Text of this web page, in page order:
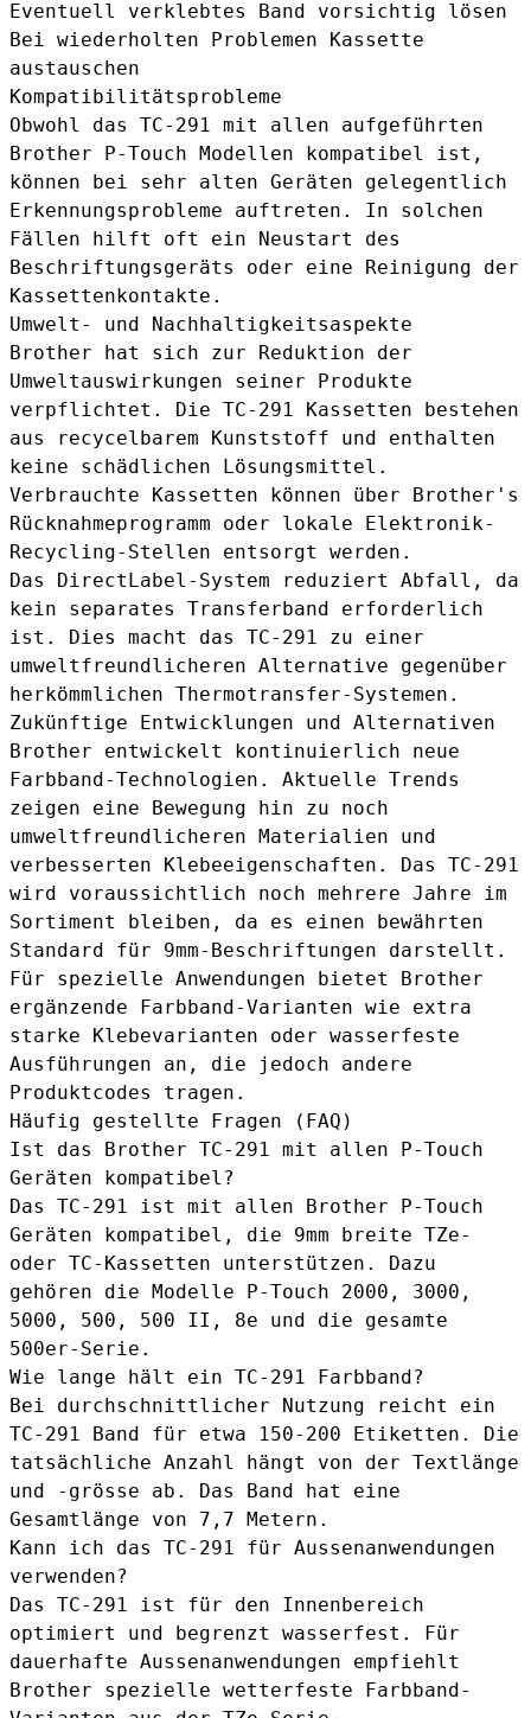
Eventuell verklebtes Band vorsichtig lösen
Bei wiederholten Problemen Kassette
austauschen
Kompatibilitätsprobleme
Obwohl das TC-291 mit allen aufgeführten
Brother P-Touch Modellen kompatibel ist,
können bei sehr alten Geräten gelegentlich
Erkennungsprobleme auftreten. In solchen
Fällen hilft oft ein Neustart des
Beschriftungsgeräts oder eine Reinigung der
Kassettenkontakte.
Umwelt- und Nachhaltigkeitsaspekte
Brother hat sich zur Reduktion der
Umweltauswirkungen seiner Produkte
verpflichtet. Die TC-291 Kassetten bestehen
aus recycelbarem Kunststoff und enthalten
keine schädlichen Lösungsmittel.
Verbrauchte Kassetten können über Brother's
Rücknahmeprogramm oder lokale Elektronik-
Recycling-Stellen entsorgt werden.
Das DirectLabel-System reduziert Abfall, da
kein separates Transferband erforderlich
ist. Dies macht das TC-291 zu einer
umweltfreundlicheren Alternative gegenüber
herkömmlichen Thermotransfer-Systemen.
Zukünftige Entwicklungen und Alternativen
Brother entwickelt kontinuierlich neue
Farbband-Technologien. Aktuelle Trends
zeigen eine Bewegung hin zu noch
umweltfreundlicheren Materialien und
verbesserten Klebeeigenschaften. Das TC-291
wird voraussichtlich noch mehrere Jahre im
Sortiment bleiben, da es einen bewährten
Standard für 9mm-Beschriftungen darstellt.
Für spezielle Anwendungen bietet Brother
ergänzende Farbband-Varianten wie extra
starke Klebevarianten oder wasserfeste
Ausführungen an, die jedoch andere
Produktcodes tragen.
Häufig gestellte Fragen (FAQ)
Ist das Brother TC-291 mit allen P-Touch
Geräten kompatibel?
Das TC-291 ist mit allen Brother P-Touch
Geräten kompatibel, die 9mm breite TZe-
oder TC-Kassetten unterstützen. Dazu
gehören die Modelle P-Touch 2000, 3000,
5000, 500, 500 II, 8e und die gesamte
500er-Serie.
Wie lange hält ein TC-291 Farbband?
Bei durchschnittlicher Nutzung reicht ein
TC-291 Band für etwa 150-200 Etiketten. Die
tatsächliche Anzahl hängt von der Textlänge
und -grösse ab. Das Band hat eine
Gesamtlänge von 7,7 Metern.
Kann ich das TC-291 für Aussenanwendungen
verwenden?
Das TC-291 ist für den Innenbereich
optimiert und begrenzt wasserfest. Für
dauerhafte Aussenanwendungen empfiehlt
Brother spezielle wetterfeste Farbband-